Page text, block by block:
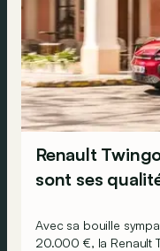
Renault
sont ses
Avec sa bouille
20.000 €, la Renault